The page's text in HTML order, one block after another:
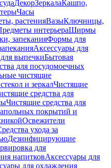
ДекорЗеркалаКашпо,
Часы
растенияВазыКлючницы,
интерьераШирмы
запеканияФормы для
Аксессуары для
выпечкиБытовая
для посудомоечных
чистящие
и зеркалЧистящие
средства для
Чистящие средства для
покрытий и
Освежители
ухода за
Дезинфицирующие
для
напитковАксессуары для
для охлаждения